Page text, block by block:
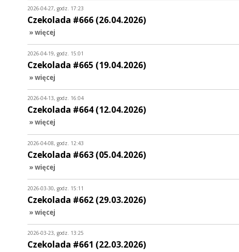
2026-04-27, godz. 17:23
Czekolada #666 (26.04.2026)
» więcej
2026-04-19, godz. 15:01
Czekolada #665 (19.04.2026)
» więcej
2026-04-13, godz. 16:04
Czekolada #664 (12.04.2026)
» więcej
2026-04-08, godz. 12:43
Czekolada #663 (05.04.2026)
» więcej
2026-03-30, godz. 15:11
Czekolada #662 (29.03.2026)
» więcej
2026-03-23, godz. 13:25
Czekolada #661 (22.03.2026)